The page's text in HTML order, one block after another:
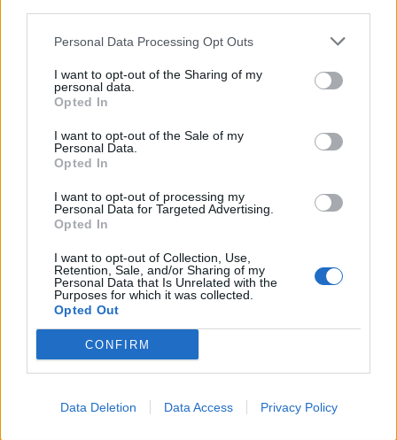
Personal Data Processing Opt Outs
I want to opt-out of the Sharing of my
personal data.
Opted In
I want to opt-out of the Sale of my
Personal Data.
Opted In
I want to opt-out of processing my
Personal Data for Targeted Advertising.
Opted In
I want to opt-out of Collection, Use,
Retention, Sale, and/or Sharing of my
Personal Data that Is Unrelated with the
Purposes for which it was collected.
Opted Out
CONFIRM
Data Deletion Data Access Privacy Policy